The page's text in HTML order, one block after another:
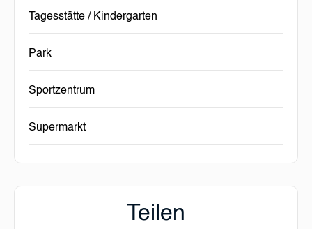
Tagesstätte / Kindergarten
Park
Sportzentrum
Supermarkt
Teilen